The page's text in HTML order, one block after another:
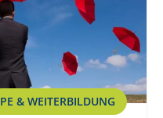
PE & WEITERBILDUNG